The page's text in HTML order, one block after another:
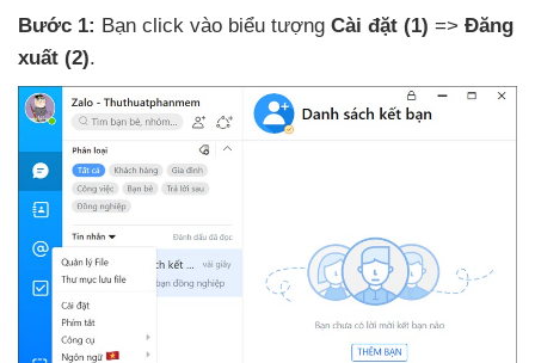
Bước 1: Bạn click vào biểu tượng Cài đặt (1) => Đăng
xuất (2).